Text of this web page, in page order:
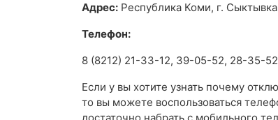
Адрес: Республика Коми, г.
Телефон:
8 (8212) 21-33-12, 39-05-52, 28-35-52
Если у вы хотите узнать почему
то вы можете воспользоваться